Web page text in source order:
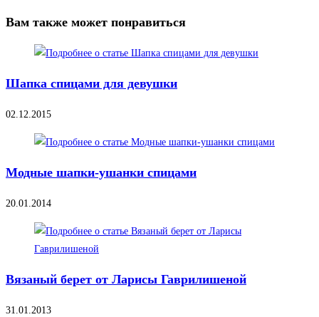
Вам также может понравиться
Шапка спицами для девушки
02.12.2015
Модные шапки-ушанки спицами
20.01.2014
Вязаный берет от Ларисы Гаврилишеной
31.01.2013